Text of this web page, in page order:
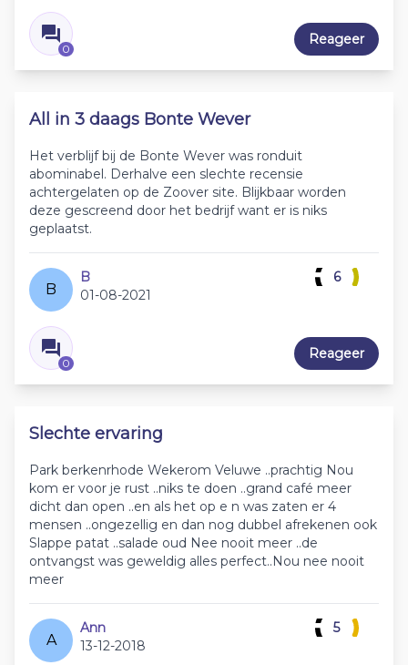
0
Reageer
All in 3 daags Bonte Wever
Het verblijf bij de Bonte Wever was ronduit
abominabel. Derhalve een slechte recensie
achtergelaten op de Zoover site. Blijkbaar worden
deze gescreend door het bedrijf want er is niks
geplaatst.
B
B
01-08-2021
0
6
Reageer
Slechte ervaring
Park berkenrhode Wekerom Veluwe ..prachtig Nou
kom er voor je rust ..niks te doen ..grand café meer
dicht dan open ..en als het op e n was zaten er 4
mensen ..ongezellig en dan nog dubbel afrekenen ook
Slappe patat ..salade oud Nee nooit meer ..de
ontvangst was geweldig alles perfect..Nou nee nooit
meer
A
Ann
13-12-2018
5